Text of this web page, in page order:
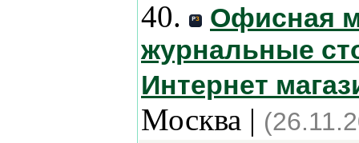
40.
Офисная
журнальные
Интернет
Москва |